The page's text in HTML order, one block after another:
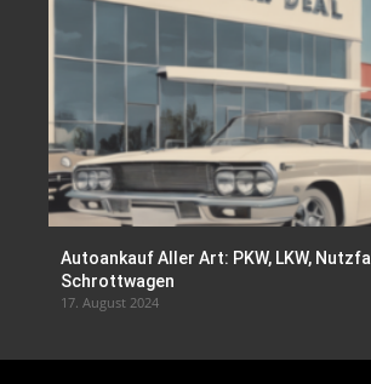
Autoankauf Aller Art: PKW, LKW,
Schrottwagen
17. August 2024